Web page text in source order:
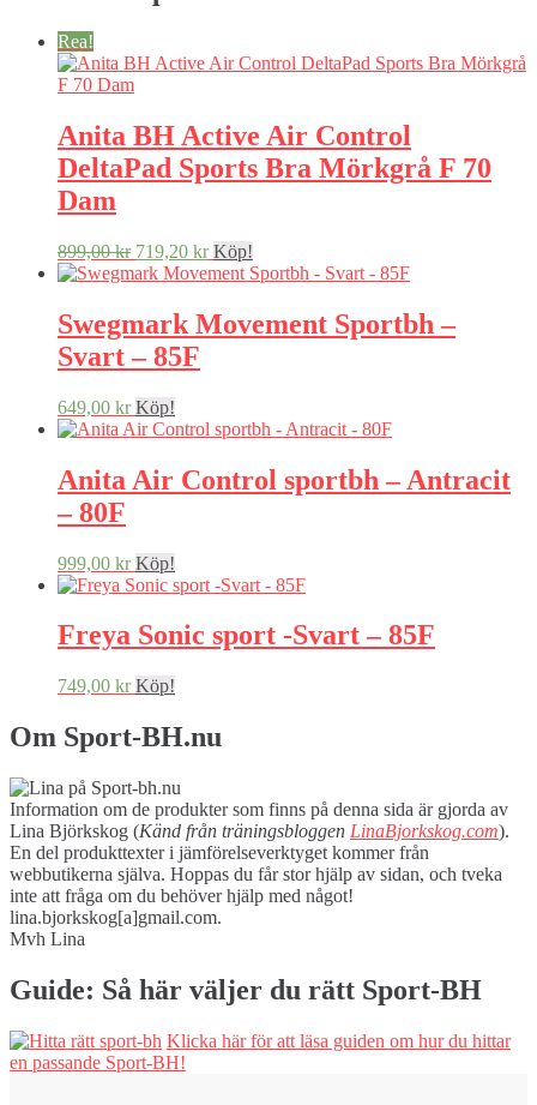
Rea!
Anita BH Active Air Control
DeltaPad Sports Bra Mörkgrå F 70
Dam
899,00kr 719,20 kr Köp!
Swegmark Movement Sportbh –
Svart – 85F
649,00 kr Köp!
Anita Air Control sportbh – Antracit
– 80F
999,00 kr Köp!
Freya Sonic sport -Svart – 85F
749,00 kr Köp!
Om Sport-BH.nu
Information om de produkter som finns på denna sida är gjorda av
Lina Björkskog (Känd från träningsbloggen LinaBjorkskog.com).
En del produkttexter i jämförelseverktyget kommer från
webbutikerna själva. Hoppas du får stor hjälp av sidan, och tveka
inte att fråga om du behöver hjälp med något!
lina.bjorkskog[a]gmail.com.
Mvh Lina
Guide: Så här väljer du rätt Sport-BH
Klicka här för att läsa guiden om hur du hittar
en passande Sport-BH!